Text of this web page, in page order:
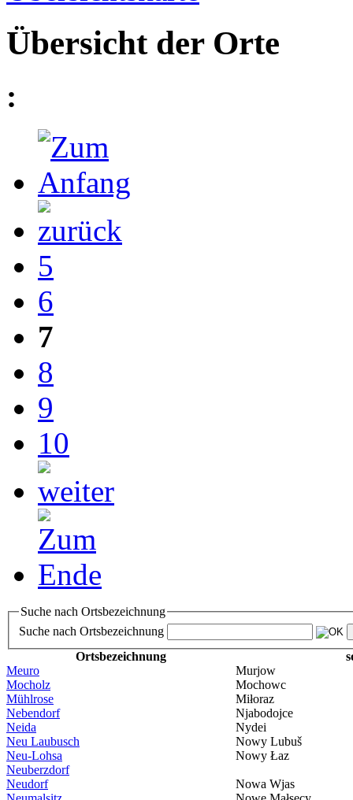
Übersicht der Orte
:
5
6
7
8
9
10
Suche nach Ortsbezeichnung
Suche nach Ortsbezeichnung
Ortsbezeichnung
Meuro
Murjow
Mocholz
Mochowc
Mühlrose
Miłoraz
Nebendorf
Njabodojce
Neida
Nydei
Neu Laubusch
Nowy Lubuš
Neu-Lohsa
Nowy Łaz
Neuberzdorf
Neudorf
Nowa Wjas